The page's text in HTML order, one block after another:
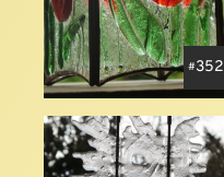
352